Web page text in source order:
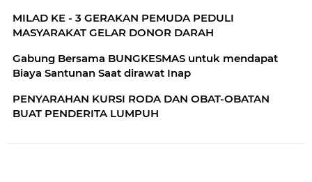
MILAD KE - 3 GERAKAN PEMUDA PEDULI
MASYARAKAT GELAR DONOR DARAH
Gabung Bersama BUNGKESMAS untuk mendapat
Biaya Santunan Saat dirawat Inap
PENYARAHAN KURSI RODA DAN OBAT-OBATAN
BUAT PENDERITA LUMPUH